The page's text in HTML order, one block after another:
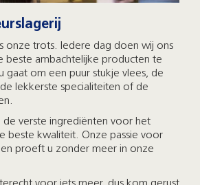
onze trots. Iedere dag doen wij ons
beste ambachtelijke producten te
gaat om een puur stukje vlees, de
lekkerste specialiteiten of de
de verste ingrediënten voor het
beste kwaliteit. Onze passie voor
proeft u zonder meer in onze